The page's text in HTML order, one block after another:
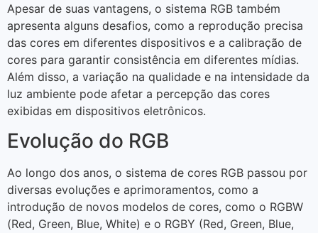
Apesar de suas vantagens, o sistema RGB também
apresenta alguns desafios, como a reprodução precisa
das cores em diferentes dispositivos e a calibração de
cores para garantir consistência em diferentes mídias.
Além disso, a variação na qualidade e na intensidade da
luz ambiente pode afetar a percepção das cores
exibidas em dispositivos eletrônicos.
Evolução do RGB
Ao longo dos anos, o sistema de cores RGB passou por
diversas evoluções e aprimoramentos, como a
introdução de novos modelos de cores, como o RGBW
(Red, Green, Blue, White) e o RGBY (Red, Green, Blue,